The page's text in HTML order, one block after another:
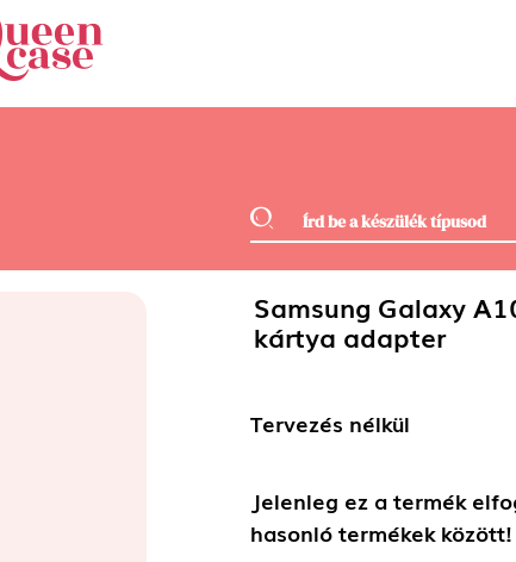
Samsung Galaxy
kártya adapter
Tervezés nélkül
Jelenleg ez a termék
hasonló termékek között!